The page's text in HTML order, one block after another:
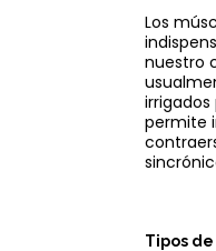
Los
nuestro
permite
Tipos